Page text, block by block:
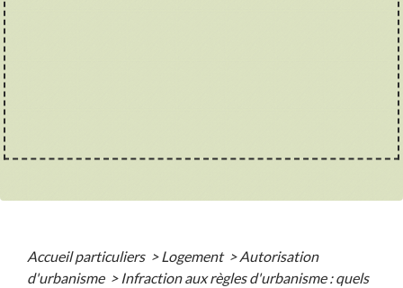
Accueil particuliers > Logement > Autorisation
d'urbanisme > Infraction aux règles d'urbanisme : quels